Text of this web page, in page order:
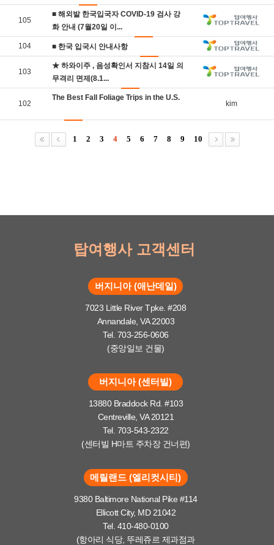
105
■ 해외발 한국입국자 COVID-19 검사 강
화 안내 (7월20일 이...
104 ■ 한국 입국시 안내사항
103
★ 하와이주 , 음성확인서 지참시 14일 의
무격리 면제(8.1...
102
The Best Fall Foliage Trips in the U.S.
kim
1 2 3 4 5 6 7 8 9 10
탑여행사 고객센터
버지니아 (애난데일)
7023 Little River Tpke. #208
Annandale, VA 22003
Tel. 703-256-0606
(중앙일보 건물)
버지니아 (센터빌)
13880 Braddock Rd. #103
Centreville, VA 20121
Tel. 703-543-2322
(센터빌 H마트 주차장 건너편)
메릴랜드 (엘리컷시티)
9380 Baltimore National Pike #114
Ellicott City, MD 21042
Tel. 410-480-0100
(항아리 식당, 뚜레쥬르 제과점과